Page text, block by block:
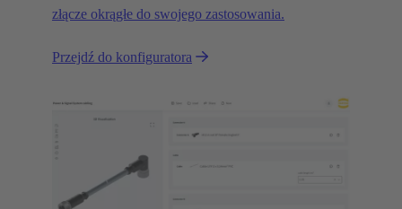
złącze okrągłe do swojego zastosowania.
Przejdź do konfiguratora